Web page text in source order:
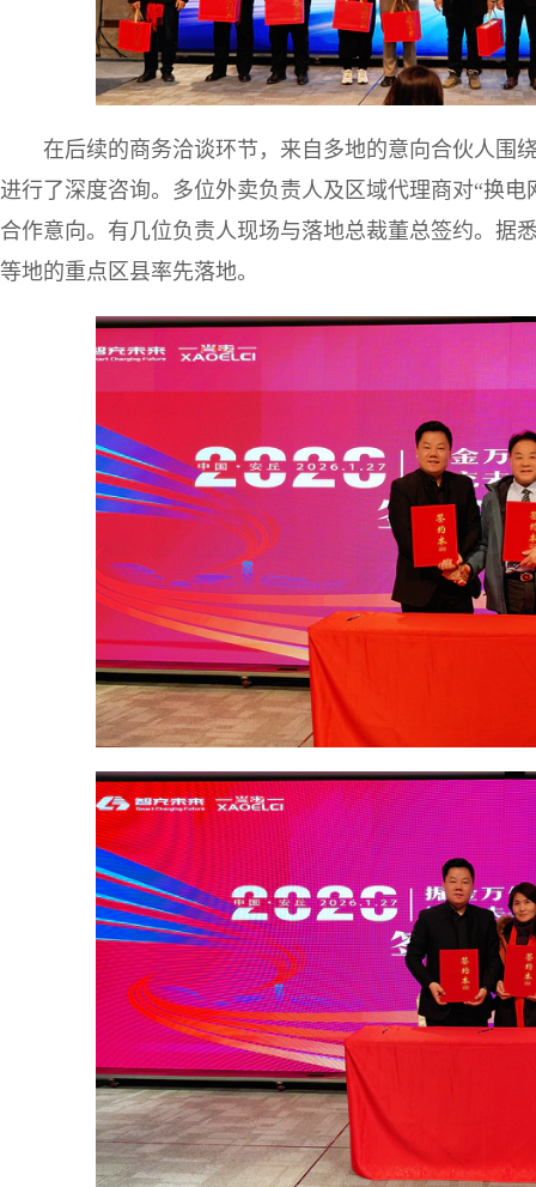
在后续的商务洽谈环节，来自多地的意向合伙人围
进行了深度咨询。多位外卖负责人及区域代理商对“换
合作意向。有几位负责人现场与落地总裁董总签约。据
等地的重点区县率先落地。